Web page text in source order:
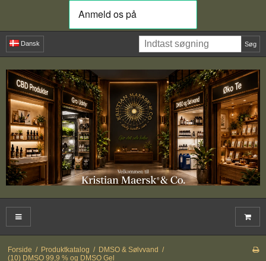
Dansk Søg
Forside / Produktkatalog / DMSO & Sølvvand /
(10) DMSO 99,9 % og DMSO Gel